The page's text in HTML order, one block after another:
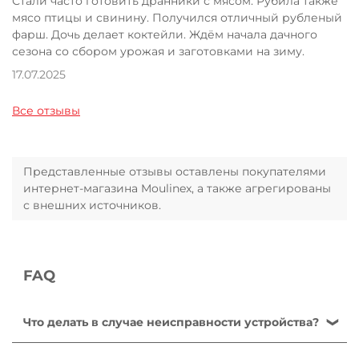
мясо птицы и свинину. Получился отличный рубленый
фарш. Дочь делает коктейли. Ждём начала дачного
сезона со сбором урожая и заготовками на зиму.
17.07.2025
Все отзывы
Представленные отзывы оставлены покупателями
интернет-магазина Moulinex, а также агрегированы
с внешних источников.
FAQ
Что делать в случае неисправности устройства?